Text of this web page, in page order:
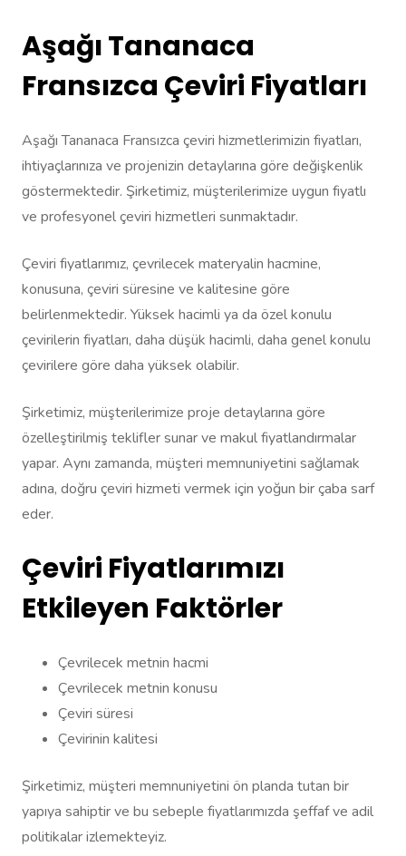
Aşağı Tananaca
Fransızca Çeviri Fiyatları
Aşağı Tananaca Fransızca çeviri hizmetlerimizin fiyatları,
ihtiyaçlarınıza ve projenizin detaylarına göre değişkenlik
göstermektedir. Şirketimiz, müşterilerimize uygun fiyatlı
ve profesyonel çeviri hizmetleri sunmaktadır.
Çeviri fiyatlarımız, çevrilecek materyalin hacmine,
konusuna, çeviri süresine ve kalitesine göre
belirlenmektedir. Yüksek hacimli ya da özel konulu
çevirilerin fiyatları, daha düşük hacimli, daha genel konulu
çevirilere göre daha yüksek olabilir.
Şirketimiz, müşterilerimize proje detaylarına göre
özelleştirilmiş teklifler sunar ve makul fiyatlandırmalar
yapar. Aynı zamanda, müşteri memnuniyetini sağlamak
adına, doğru çeviri hizmeti vermek için yoğun bir çaba sarf
eder.
Çeviri Fiyatlarımızı
Etkileyen Faktörler
Çevrilecek metnin hacmi
Çevrilecek metnin konusu
Çeviri süresi
Çevirinin kalitesi
Şirketimiz, müşteri memnuniyetini ön planda tutan bir
yapıya sahiptir ve bu sebeple fiyatlarımızda şeffaf ve adil
politikalar izlemekteyiz.